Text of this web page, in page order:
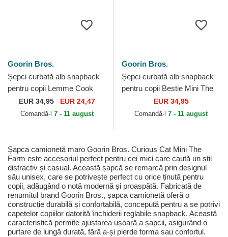
Goorin Bros.
Șepci curbată alb snapback
pentru copii Lemme Cook
Mini The Farm Goorin Bros.
EUR34,95 EUR 24,47
Comandă-l 7 - 11 august
Goorin Bros.
Șepci curbată alb snapback
pentru copii Bestie Mini The
Farm Goorin Bros.
EUR 34,95
Comandă-l 7 - 11 august
Șapca camionetă maro Goorin Bros. Curious Cat Mini The
Farm este accesoriul perfect pentru cei mici care caută un stil
distractiv și casual. Această șapcă se remarcă prin designul
său unisex, care se potrivește perfect cu orice ținută pentru
copii, adăugând o notă modernă și proaspătă. Fabricată de
renumitul brand Goorin Bros., șapca camionetă oferă o
construcție durabilă și confortabilă, concepută pentru a se potrivi
capetelor copiilor datorită închiderii reglabile snapback. Această
caracteristică permite ajustarea ușoară a șapcii, asigurând o
purtare de lungă durată, fără a-și pierde forma sau confortul.